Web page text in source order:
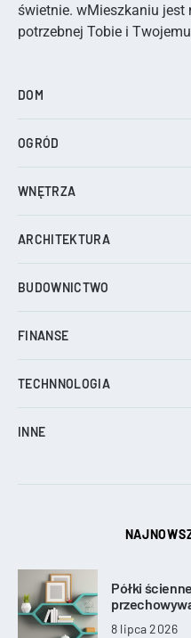
świetnie. wMieszkaniu jest
potrzebnej Tobie i
DOM
OGRÓD
WNĘTRZA
ARCHITEKTURA
BUDOWNICTWO
FINANSE
TECHNNOLOGIA
INNE
Półki
8 lipca 2026